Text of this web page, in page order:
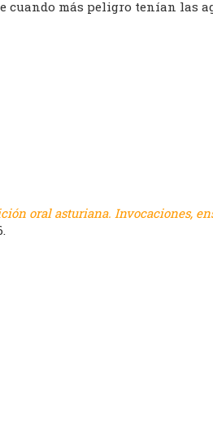
cuando más peligro tenían las
oral asturiana. Invocaciones,